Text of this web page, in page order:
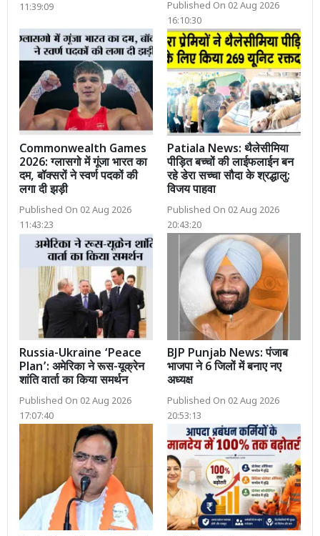
11:39:09
Published On 02 Aug 2026
16:10:30
Commonwealth Games
2026: ग्लासगो में गूंजा भारत का
दम, बॉक्सरों ने स्वर्ण पदकों की
लगा दी झड़ी
Published On 02 Aug 2026
11:43:23
Patiala News: थैलेसीमिया
पीड़ित बच्चों की लाईफलाईन बन
रहे डेरा सच्चा सौदा के श्रद्धालु:
विजय पाहवा
Published On 02 Aug 2026
20:43:20
Russia-Ukraine ‘Peace
Plan’: अमेरिका ने रूस-यूक्रेन
शांति वार्ता का किया समर्थन
Published On 02 Aug 2026
17:07:40
BJP Punjab News: पंजाब
भाजपा ने 6 जिलों में बनाए नए
अध्यक्ष
Published On 02 Aug 2026
20:53:13